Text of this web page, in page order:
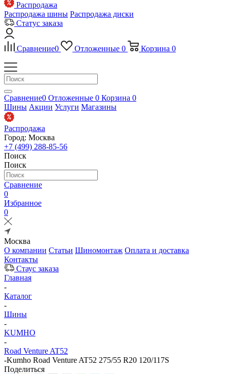
Распродажа
Распродажа шины Распродажа диски
Статус заказа
Сравнение0 Отложенные 0 Корзина 0
Сравнение0 Отложенные 0 Корзина 0
Шины Акции Услуги Магазины
Распродажа
Город: Москва
+7 (499) 288-85-56
Поиск
Поиск
Сравнение
0
Избранное
0
Москва
О компании Статьи Шиномонтаж Оплата и доставка
Контакты
Стаус заказа
Главная
-
Каталог
-
Шины
-
KUMHO
-
Road Venture AT52
-Kumho Road Venture AT52 275/55 R20 120/117S
Поделиться